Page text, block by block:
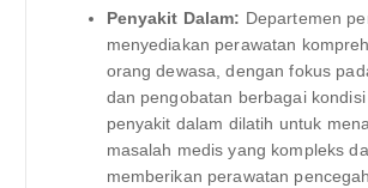
Penyakit Dalam: Departemen
menyediakan perawatan
orang dewasa, dengan fokus
dan pengobatan berbagai
penyakit dalam dilatih untuk
masalah medis yang kompleks
memberikan perawatan